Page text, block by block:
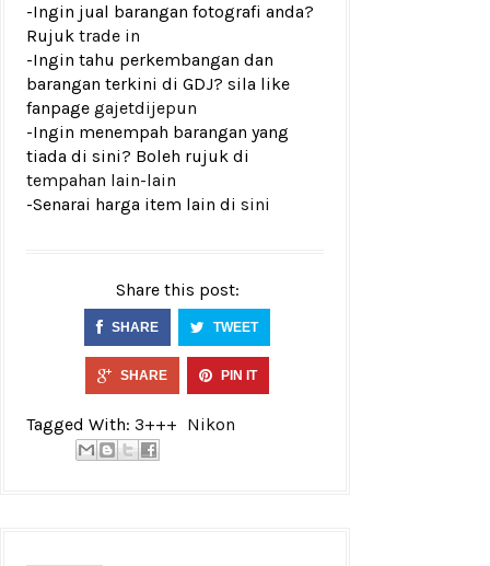
-Ingin jual barangan fotografi anda?
Rujuk trade in
-Ingin tahu perkembangan dan
barangan terkini di GDJ? sila like
fanpage gajetdijepun
-Ingin menempah barangan yang
tiada di sini? Boleh rujuk di
tempahan lain-lain
-Senarai harga item lain di sini
Share this post:
SHARE TWEET
SHARE PIN IT
Tagged With: 3+++ Nikon